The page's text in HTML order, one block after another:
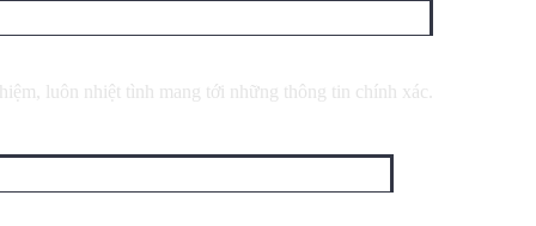
luôn nhiệt tình mang tới những thông tin chính xác.